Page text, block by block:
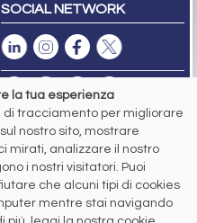
SOCIAL NETWORK
di Brescia n. 11/2004 del 17
la tua esperienza
di tracciamento per migliorare
nostro sito, mostrare
mirati, analizzare il nostro
i nostri visitatori. Puoi
che alcuni tipi di cookies
mentre stai navigando